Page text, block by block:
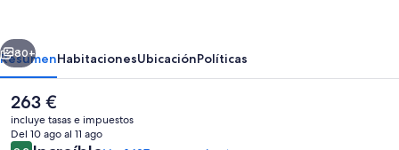
Airport
Richmond
by
IHG
Siguiente
80+
ResumenHabitacionesUbicaciónPolíticas
El
precio
actual
es
263 €
incluye tasas e impuestos
Del 10 ago al 11 ago